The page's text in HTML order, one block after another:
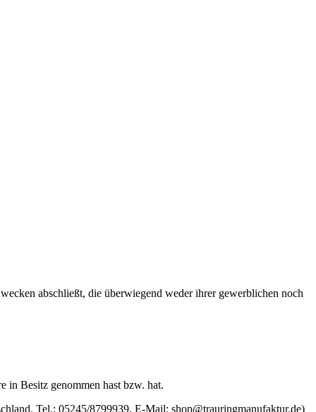
abschließt, die überwiegend weder ihrer gewerblichen noch
in Besitz genommen hast bzw. hat.
Tel.: 05245/8799939, E-Mail: shop@trauringmanufaktur.de)